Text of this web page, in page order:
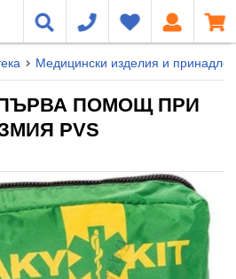
Медицински изделия и
ПОМОЩ ПРИ
PVS